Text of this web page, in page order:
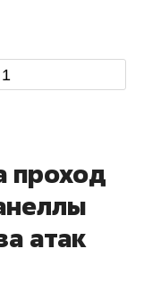
1
проход
атак